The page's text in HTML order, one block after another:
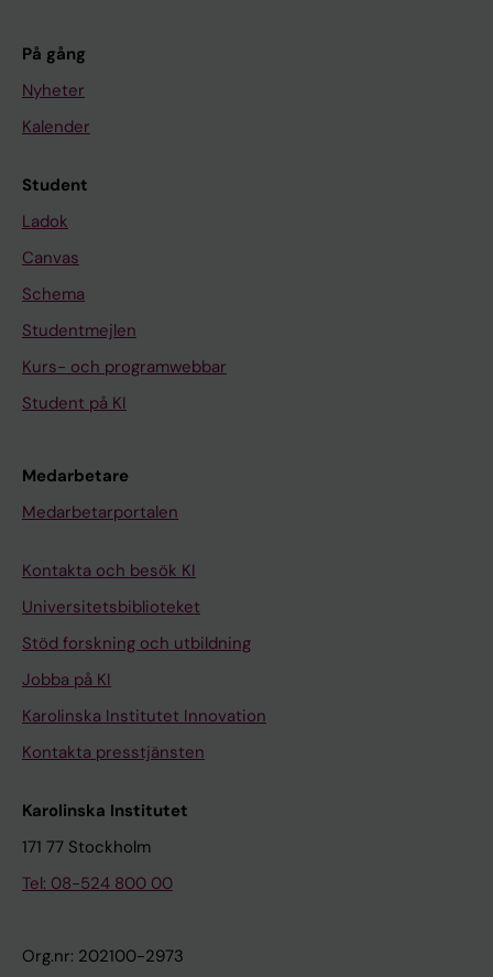
På gång
Nyheter
Kalender
Student
Ladok
Canvas
Schema
Studentmejlen
Kurs- och programwebbar
Student på KI
Medarbetare
Medarbetarportalen
Kontakta och besök KI
Universitetsbiblioteket
Stöd forskning och utbildning
Jobba på KI
Karolinska Institutet Innovation
Kontakta presstjänsten
Karolinska Institutet
171 77 Stockholm
Tel: 08-524 800 00
Org.nr: 202100-2973